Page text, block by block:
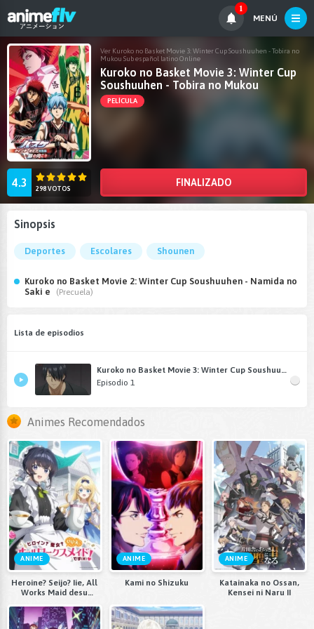
1
MENÚ
Ver Kuroko no Basket Movie 3: Winter Cup Soushuuhen - Tobira no
Mukou Sub español latino Online
Kuroko no Basket Movie 3: Winter Cup
Soushuuhen - Tobira no Mukou
PELÍCULA
4.3 298 VOTOS
FINALIZADO
Sinopsis
Deportes Escolares Shounen
Kuroko no Basket Movie 2: Winter Cup Soushuuhen - Namida no
Saki e
(Precuela)
Lista de episodios
Kuroko no Basket Movie 3: Winter Cup Soushuuhen - Tobira no Mukou
Episodio 1
Animes Recomendados
ANIME
Heroine? Seijo? Iie, All
Works Maid desu
ANIME
Kami no Shizuku
ANIME
Katainaka no Ossan,
Kensei ni Naru II